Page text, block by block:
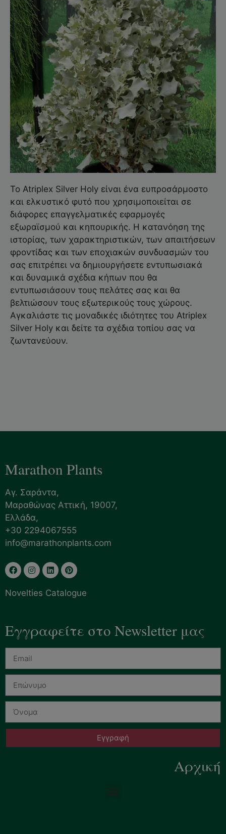
Το Atriplex Silver Holy είναι ένα ευπροσάρμοστο
και ελκυστικό φυτό που χρησιμοποιείται σε
διάφορες επαγγελματικές εφαρμογές
εξωραϊσμού και κηπουρικής. Η κατανόηση της
ιστορίας, των χαρακτηριστικών, των απαιτήσεων
φροντίδας και των εποχιακών συνδυασμών του
σας επιτρέπει να δημιουργήσετε εντυπωσιακά
και δυναμικά σχέδια κήπων που θα
εντυπωσιάσουν τους πελάτες σας και θα
βελτιώσουν τους εξωτερικούς τους χώρους.
Αγκαλιάστε τις μοναδικές ιδιότητες του Atriplex
Silver Holy και δείτε τα σχέδια τοπίου σας να
ζωντανεύουν.
Marathon Plants
Αγ. Σαράντα,
Μαραθώνας Αττική, 19007,
Ελλάδα,
+30 2294067555
info@marathonplants.com
Novelties Catalogue
Εγγραφείτε στο Newsletter μας
Εγγραφή
Αρχική